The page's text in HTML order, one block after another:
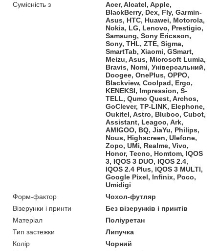
Сумісність з
Acer, Alcatel, Apple,
BlackBerry, Dex, Fly, Garmin-
Asus, HTC, Huawei, Motorola,
Nokia, LG, Lenovo, Prestigio,
Samsung, Sony Ericsson,
Sony, THL, ZTE, Sigma,
SmartTab, Xiaomi, GSmart,
Meizu, Asus, Microsoft Lumia,
Bravis, Nomi, Універсальний,
Doogee, OnePlus, OPPO,
Blackview, Coolpad, Ergo,
KENEKSI, Impression, S-
TELL, Qumo Quest, Archos,
GoClever, TP-LINK, Elephone,
Oukitel, Astro, Bluboo, Cubot,
Assistant, Leagoo, Ark,
AMIGOO, BQ, JiaYu, Philips,
Nous, Highscreen, Ulefone,
Zopo, UMi, Realme, Vivo,
Honor, Tecno, Homtom, IQOS
3, IQOS 3 DUO, IQOS 2.4,
IQOS 2.4 Plus, IQOS 3 MULTI,
Google Pixel, Infinix, Poco,
Umidigi
Форм-фактор
Чохол-футляр
Візерунки і принти
Без візерунків і принтів
Матеріал
Поліуретан
Тип застежки
Липучка
Колір
Чорний